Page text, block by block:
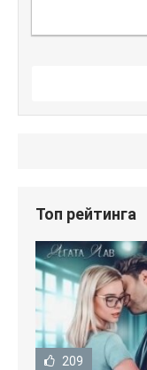
Топ рейтинга
209